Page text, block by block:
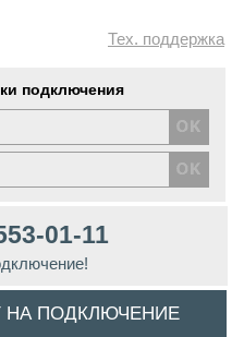
Тех. поддержка
подключения
01-11
НА ПОДКЛЮЧЕНИЕ